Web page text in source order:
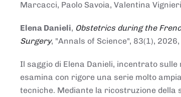
Marcacci, Paolo Savoia, Valentina
Elena Danieli, Obstetrics during the
Surgery, "Annals of Science", 83(1),
Il saggio di Elena Danieli, incentrato
esamina con rigore una serie molto
tecniche. Mediante la ricostruzione